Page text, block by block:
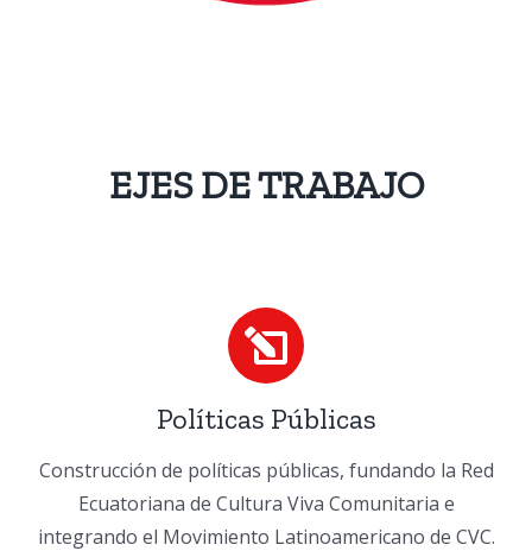
EJES DE TRABAJO
Políticas Públicas
Construcción de políticas públicas, fundando la Red
Ecuatoriana de Cultura Viva Comunitaria e
integrando el Movimiento Latinoamericano de CVC.